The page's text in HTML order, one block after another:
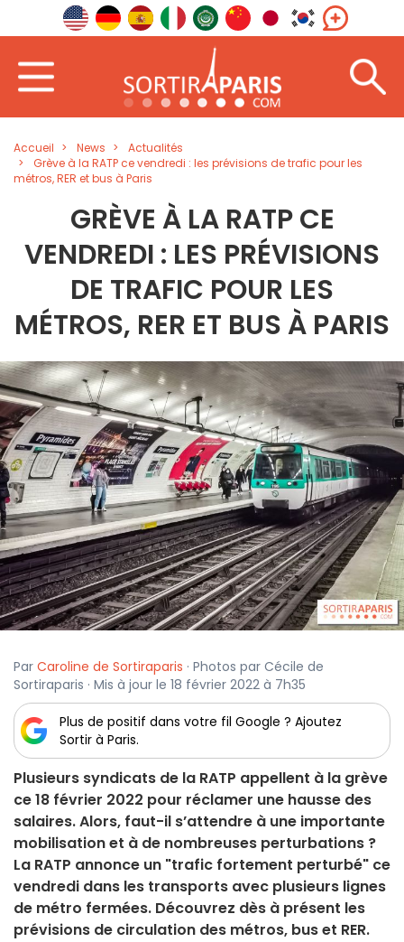
Accueil News
Actualités
Grève à la RATP ce vendredi : les prévisions de trafic pour les
métros, RER et bus à Paris
GRÈVE À LA RATP CE
VENDREDI : LES PRÉVISIONS
DE TRAFIC POUR LES
MÉTROS, RER ET BUS À PARIS
Par Caroline de Sortiraparis · Photos par Cécile de
Sortiraparis · Mis à jour le 18 février 2022 à 7h35
Plus de positif dans votre fil Google ? Ajoutez
Sortir à Paris.
Plusieurs syndicats de la RATP appellent à la grève
ce 18 février 2022 pour réclamer une hausse des
salaires. Alors, faut-il s’attendre à une importante
mobilisation et à de nombreuses perturbations ?
La RATP annonce un "trafic fortement perturbé" ce
vendredi dans les transports avec plusieurs lignes
de métro fermées. Découvrez dès à présent les
prévisions de circulation des métros, bus et RER.